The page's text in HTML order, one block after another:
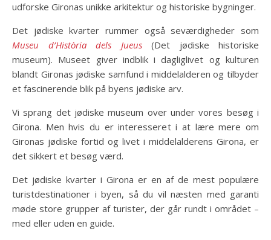
udforske Gironas unikke arkitektur og historiske bygninger.
Det jødiske kvarter rummer også seværdigheder som
Museu d’Història dels Jueus(Det jødiske historiske
museum). Museet giver indblik i dagliglivet og kulturen
blandt Gironas jødiske samfund i middelalderen og tilbyder
et fascinerende blik på byens jødiske arv.
Vi sprang det jødiske museum over under vores besøg i
Girona. Men hvis du er interesseret i at lære mere om
Gironas jødiske fortid og livet i middelalderens Girona, er
det sikkert et besøg værd.
Det jødiske kvarter i Girona er en af de mest populære
turistdestinationer i byen, så du vil næsten med garanti
møde store grupper af turister, der går rundt i området –
med eller uden en guide.